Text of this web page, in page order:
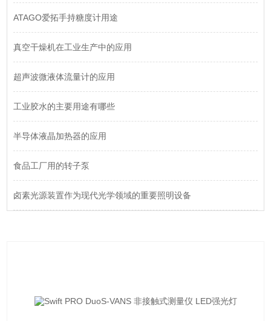
ATAGO爱拓手持糖度计用途
真空干燥机在工业生产中的应用
超声波微液体流量计的应用
工业胶水的主要用途有哪些
半导体液晶加热器的应用
食品工厂用的转子泵
卤素光源装置作为现代光学领域的重要照明设备